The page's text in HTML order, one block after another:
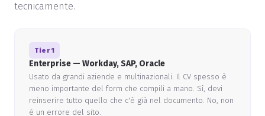
tecnicamente.
Tier 1
Enterprise — Workday, SAP, Oracle
Usato da grandi aziende e multinazionali. Il CV spesso è
meno importante del form che compili a mano. Sì, devi
reinserire tutto quello che c'è già nel documento. No, non
è un errore del sito.